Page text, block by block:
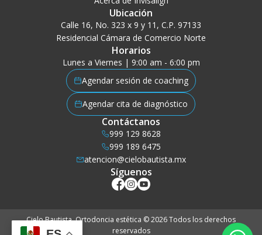
Ubicación
Calle 16, No. 323 x 9 y 11, C.P. 97133
Residencial Cámara de Comercio Norte
Horarios
Lunes a Viernes | 9:00 am - 6:00 pm
Agendar sesión de coaching
Agendar cita de diagnóstico
Contáctanos
999 129 8628
999 189 6475
atencion@cielobautista.mx
Síguenos
Cielo Bautista. Ortodoncia estética © 2026 Todos los derechos
reservados